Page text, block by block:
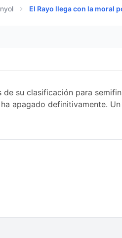
El Rayo llega con la moral
su clasificación para
apagado definitivamente. Un